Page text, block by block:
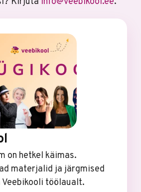
on hetkel käimas.
materjalid ja järgmised
Veebikooli töölaualt.